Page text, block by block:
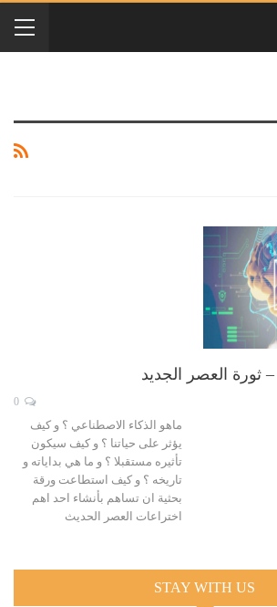
– ثورة العصر الجديد
ماهو الذكاء الاصطناعي ؟ و كيف
يؤثر على حياتنا ؟ و كيف سيكون
تأثيره مستقبلا ؟ و ما هي بداياته و
تاريخه ؟ و كيف استطاعت ورقة
بحثية ان تساهم بأنشاء احد اهم
اختراعات العصر الحديث
STAY WITH US